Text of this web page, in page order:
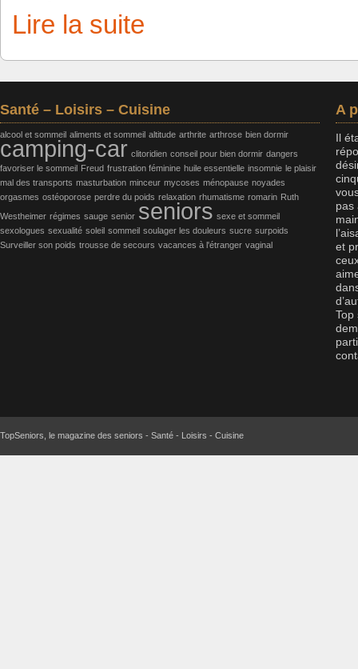
Lire la suite
Santé – Loisirs – Cuisine
alcool et sommeil aliments et sommeil altitude arthrite arthrose bien dormir
camping-car clitoridien conseil pour bien dormir dangers
favoriser le sommeil Freud frustration féminine huile essentielle insomnie le plaisir
mal des transports masturbation minceur mycoses ménopause noyades
orgasmes ostéoporose perdre du poids relaxation rhumatisme romarin Ruth
Westheimer régimes sauge senior seniors sexe et sommeil
sexologues sexualité soleil sommeil soulager les douleurs sucre surpoids
Surveiller son poids trousse de secours vacances à l'étranger vaginal
A
Il
pas
et
Top
TopSeniors, le magazine des seniors - Santé - Loisirs - Cuisine